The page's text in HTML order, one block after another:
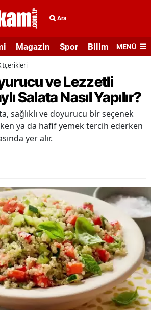
Ara
Magazin Spor Bilim veMENÜ
İçerikleri
ve Lezzetli
Salata Nasıl Yapılır?
sağlıklı ve doyurucu bir seçenek
ya da hafif yemek tercih ederken
yer alır.